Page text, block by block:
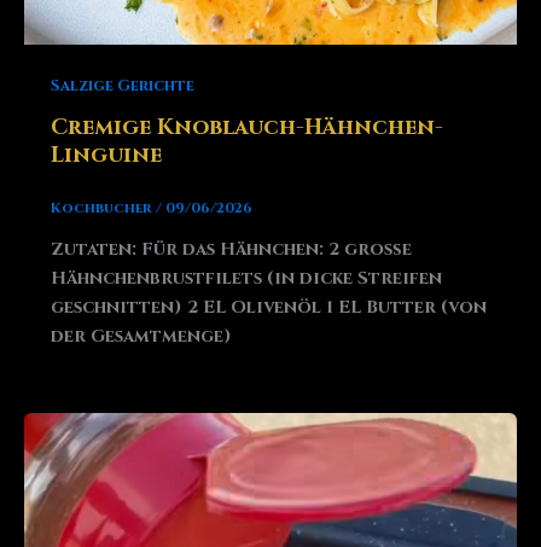
Salzige Gerichte
Cremige Knoblauch-Hähnchen-
Linguine
Kochbucher/ 09/06/2026
Zutaten: Für das Hähnchen: 2 große
Hähnchenbrustfilets (in dicke Streifen
geschnitten) 2 EL Olivenöl 1 EL Butter (von
der Gesamtmenge)